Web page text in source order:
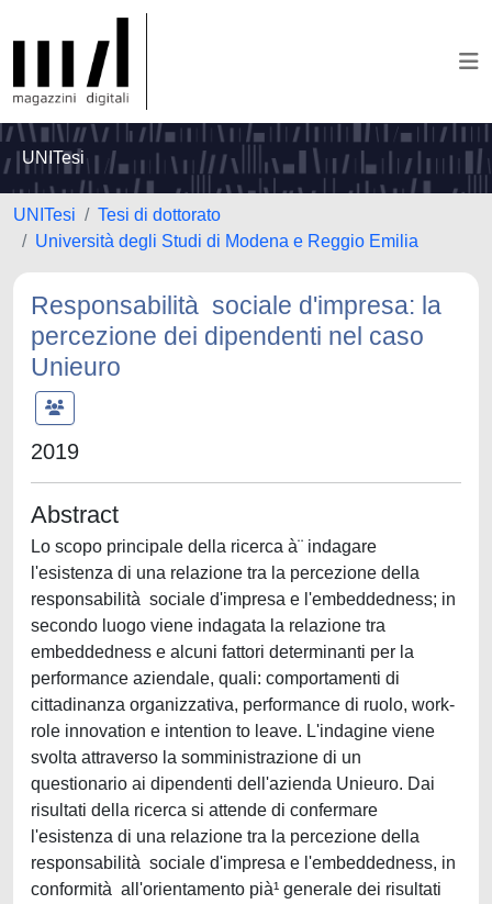
UNITesi
UNITesi
Tesi di dottorato
Università degli Studi di Modena e Reggio Emilia
Responsabilità sociale d'impresa: la
percezione dei dipendenti nel caso
Unieuro
2019
Abstract
Lo scopo principale della ricerca à¨ indagare
l'esistenza di una relazione tra la percezione della
responsabilità sociale d'impresa e l'embeddedness; in
secondo luogo viene indagata la relazione tra
embeddedness e alcuni fattori determinanti per la
performance aziendale, quali: comportamenti di
cittadinanza organizzativa, performance di ruolo, work-
role innovation e intention to leave. L'indagine viene
svolta attraverso la somministrazione di un
questionario ai dipendenti dell'azienda Unieuro. Dai
risultati della ricerca si attende di confermare
l'esistenza di una relazione tra la percezione della
responsabilità sociale d'impresa e l'embeddedness, in
conformità all'orientamento pià¹ generale dei risultati